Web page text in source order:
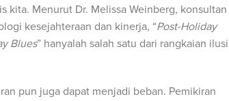
kita. Menurut Dr. Melissa Weinberg, konsultan
kesejahteraan dan kinerja, “Post-Holiday
Blues” hanyalah salah satu dari rangkaian ilusi
pun juga dapat menjadi beban. Pemikiran